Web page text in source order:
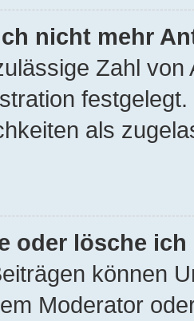
nicht mehr
Zahl
als
oder lösche
können
Moderator